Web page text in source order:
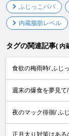
ふじっこパパ
内蔵脂肪レベル
タグの関連記事( 内
食欲の梅雨時/ ふじ
週末の爆食を夢見て
夜のマック徘徊/ ふ
正月太り対策はあ